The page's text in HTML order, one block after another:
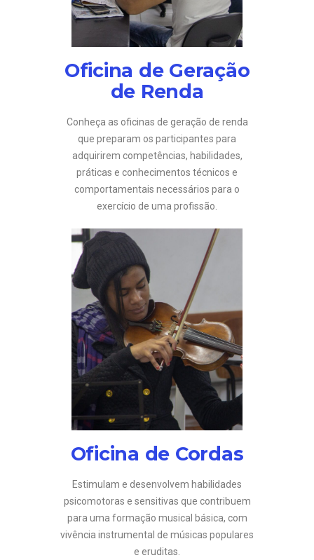
Oficina de Geração
de Renda
Conheça as oficinas de geração de renda
que preparam os participantes para
adquirirem competências, habilidades,
práticas e conhecimentos técnicos e
comportamentais necessários para o
exercício de uma profissão.
Oficina de Cordas
Estimulam e desenvolvem habilidades
psicomotoras e sensitivas que contribuem
para uma formação musical básica, com
vivência instrumental de músicas populares
e eruditas.